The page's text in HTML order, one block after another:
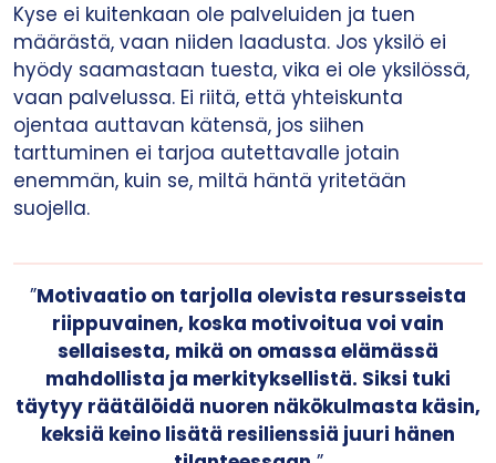
Kyse ei kuitenkaan ole palveluiden ja tuen
määrästä, vaan niiden laadusta. Jos yksilö ei
hyödy saamastaan tuesta, vika ei ole yksilössä,
vaan palvelussa. Ei riitä, että yhteiskunta
ojentaa auttavan kätensä, jos siihen
tarttuminen ei tarjoa autettavalle jotain
enemmän, kuin se, miltä häntä yritetään
suojella.
”Motivaatio on tarjolla olevista resursseista
riippuvainen, koska motivoitua voi vain
sellaisesta, mikä on omassa elämässä
mahdollista ja merkityksellistä. Siksi tuki
täytyy räätälöidä nuoren näkökulmasta käsin,
keksiä keino lisätä resilienssiä juuri hänen